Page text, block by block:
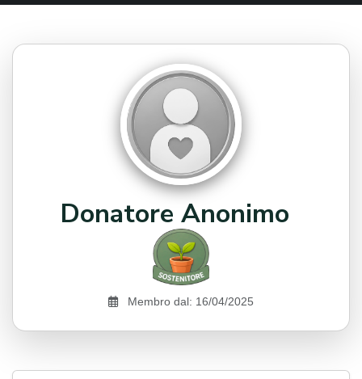
Donatore Anonimo
Membro dal: 16/04/2025